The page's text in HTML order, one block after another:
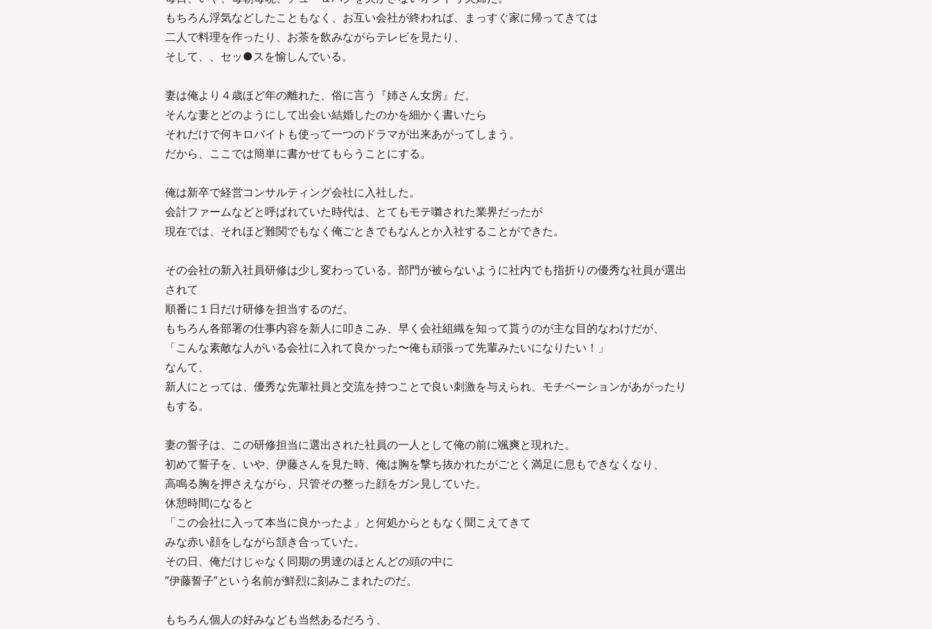
もちろん浮気などしたこともなく、お互い会社が終われば、まっすぐ家に帰ってきては
二人で料理を作ったり、お茶を飲みながらテレビを見たり、
そして、、セッ●スを愉しんでいる。
妻は俺より４歳ほど年の離れた、俗に言う『姉さん女房』だ。
そんな妻とどのようにして出会い結婚したのかを細かく書いたら
それだけで何キロバイトも使って一つのドラマが出来あがってしまう。
だから、ここでは簡単に書かせてもらうことにする。
俺は新卒で経営コンサルティング会社に入社した。
会計ファームなどと呼ばれていた時代は、とてもモテ囃された業界だったが
現在では、それほど難関でもなく俺ごときでもなんとか入社することができた。
その会社の新入社員研修は少し変わっている。部門が被らないように社内でも指折りの優秀な社員が選出
されて
順番に１日だけ研修を担当するのだ。
もちろん各部署の仕事内容を新人に叩きこみ、早く会社組織を知って貰うのが主な目的なわけだが、
「こんな素敵な人がいる会社に入れて良かった〜俺も頑張って先輩みたいになりたい！」
なんて、
新人にとっては、優秀な先輩社員と交流を持つことで良い刺激を与えられ、モチベーションがあがったり
もする。
妻の誓子は、この研修担当に選出された社員の一人として俺の前に颯爽と現れた。
初めて誓子を、いや、伊藤さんを見た時、俺は胸を撃ち抜かれたがごとく満足に息もできなくなり、
高鳴る胸を押さえながら、只管その整った顔をガン見していた。
休憩時間になると
「この会社に入って本当に良かったよ」と何処からともなく聞こえてきて
みな赤い顔をしながら頷き合っていた。
その日、俺だけじゃなく同期の男達のほとんどの頭の中に
”伊藤誓子”という名前が鮮烈に刻みこまれたのだ。
もちろん個人の好みなども当然あるだろう、